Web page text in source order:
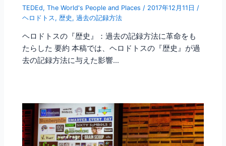
TEDEd,The World's People and Places / 2017年12月11日 /
ヘロドトス , 歴史 ,過去の記録方法
ヘロドトスの『歴史』：過去の記録方法に革命をも
たらした 要約 本稿では、ヘロドトスの『歴史』が過
去の記録方法に与えた影響…